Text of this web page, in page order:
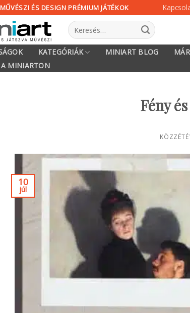
ÉS DESIGN PRÉMIUM JÁTÉKOK
KATEGÓRIÁK MINIART BLOG
MINIARTON
Fény
10
júl